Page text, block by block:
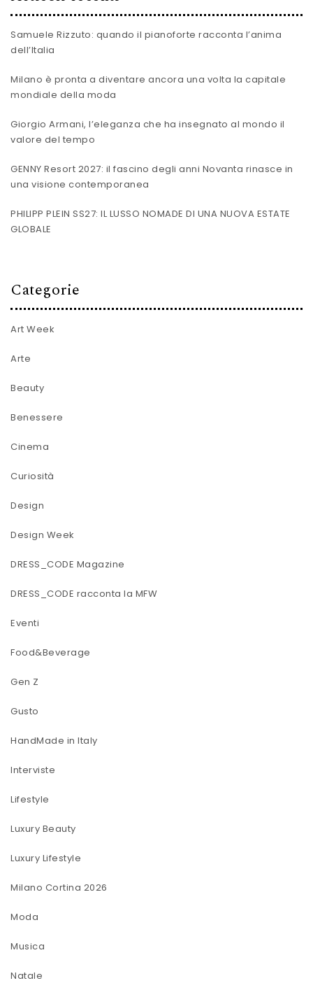
Samuele Rizzuto: quando il pianoforte racconta l’anima
dell’Italia
Milano è pronta a diventare ancora una volta la capitale
mondiale della moda
Giorgio Armani, l’eleganza che ha insegnato al mondo il
valore del tempo
GENNY Resort 2027: il fascino degli anni Novanta rinasce in
una visione contemporanea
PHILIPP PLEIN SS27: IL LUSSO NOMADE DI UNA NUOVA ESTATE
GLOBALE
Categorie
Art Week
Arte
Beauty
Benessere
Cinema
Curiosità
Design
Design Week
DRESS_CODE Magazine
DRESS_CODE racconta la MFW
Eventi
Food&Beverage
Gen Z
Gusto
HandMade in Italy
Interviste
Lifestyle
Luxury Beauty
Luxury Lifestyle
Milano Cortina 2026
Moda
Musica
Natale